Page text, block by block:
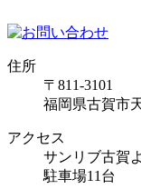
住所
〒811-3101
福岡県古賀市
アクセス
サンリブ古賀
駐車場11台